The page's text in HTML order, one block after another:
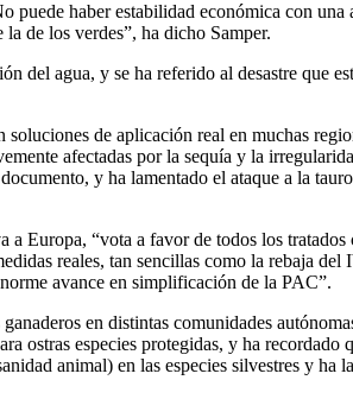
puede haber estabilidad económica con
de los verdes”, ha dicho Samper.
del agua, y se ha referido al desastre que
de aplicación real en muchas
afectadas por la sequía y la
y ha lamentado el ataque a la
Europa, “vota a favor de todos los
reales, tan sencillas como la rebaja
avance en simplificación de la PAC”.
en distintas comunidades
ostras especies protegidas, y ha
animal) en las especies silvestres y ha